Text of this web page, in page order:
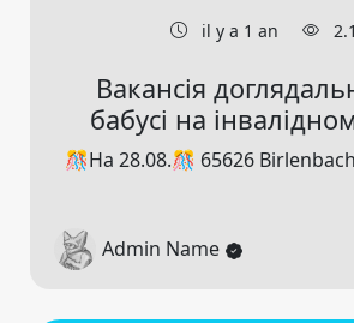
il y a 1 an
Вакансія
бабусі на
🎊На 28.08.🎊 65626
Admin Name